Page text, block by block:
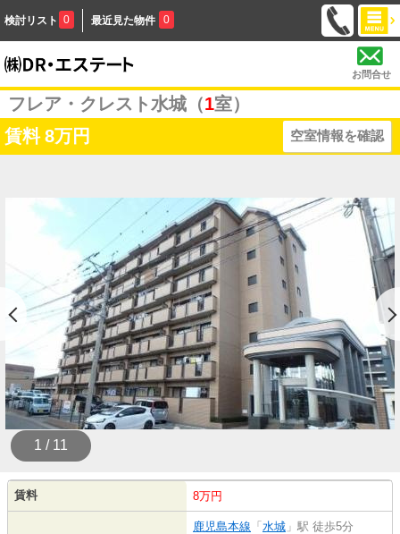
検討リスト 0 最近見た物件 0
お問合せ
フレア・クレスト水城（1室）
賃料 8万円 空室情報を確認
1 / 11
賃料 8万円
鹿児島本線 「 水城 」駅 徒歩5分